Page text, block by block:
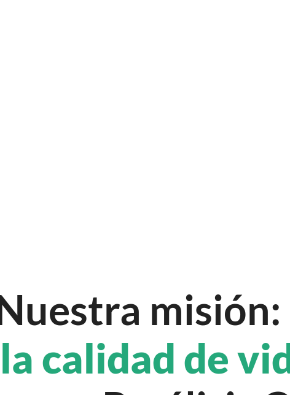
misión:
la calidad de